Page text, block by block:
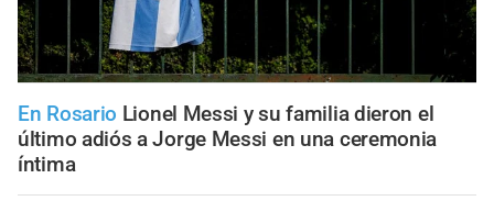
En Rosario Lionel Messi y su familia dieron el
último adiós a Jorge Messi en una ceremonia
íntima